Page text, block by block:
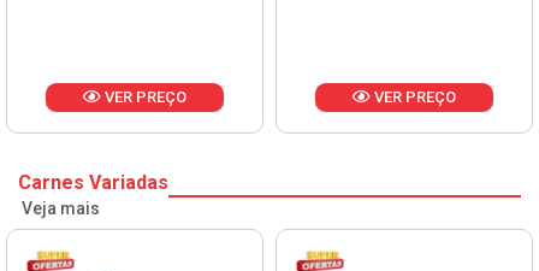
VER PREÇO VER PREÇO
Carnes Variadas
Veja mais